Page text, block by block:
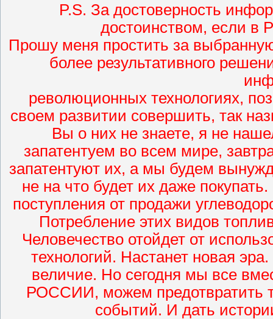
P.S. За достоверность
достоинством, если в
Прошу меня простить за
более результативного
революционных технологиях,
своем развитии совершить, так
Вы о них не знаете, я не
запатентуем во всем мире,
запатентуют их, а мы будем
не на что будет их даже
поступления от продажи
Потребление этих видов
Человечество отойдет от
технологий. Настанет новая
величие. Но сегодня мы все
РОССИИ, можем предотвратить
событий. И дать